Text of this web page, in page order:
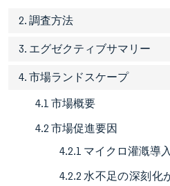
2. 調査方法
3. エグゼクティブサマリー
4. 市場ランドスケープ
4.1 市場概要
4.2 市場促進要因
4.2.1 マイクロ灌漑導
4.2.2 水不足の深刻化